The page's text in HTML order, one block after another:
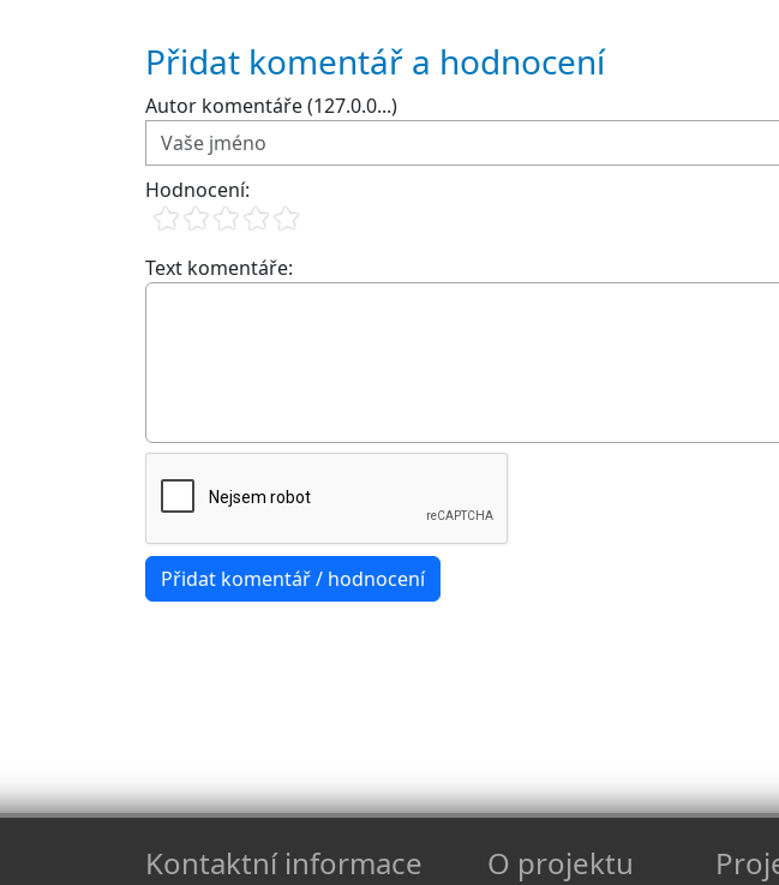
Přidat komentář a hodnocení
Autor komentáře (127.0.0...)
Hodnocení:
Text komentáře:
Kontaktní informace O projektu